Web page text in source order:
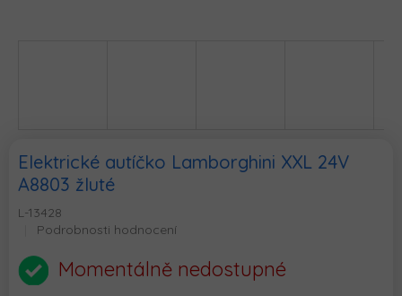
Elektrické autíčko Lamborghini XXL 24V
A8803 žluté
L-13428
Průměrné
produktu
je
Podrobnosti hodnocení
Momentálně nedostupné